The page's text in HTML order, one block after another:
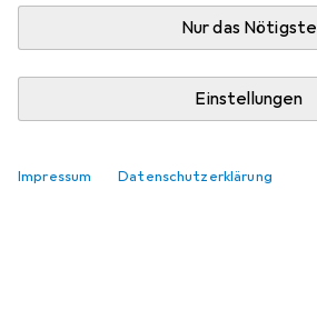
Nur das Nötigste
Einstellungen
Impressum Datenschutzerklärung